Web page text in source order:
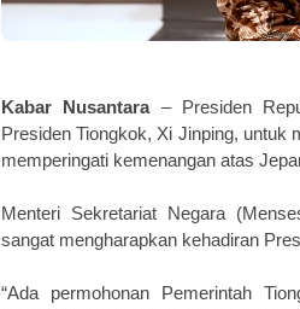
Kabar Nusantara– Presiden
Presiden Tiongkok, Xi Jinping, untuk
memperingati kemenangan atas
Menteri Sekretariat Negara
sangat mengharapkan kehadiran
“Ada permohonan Pemerintah